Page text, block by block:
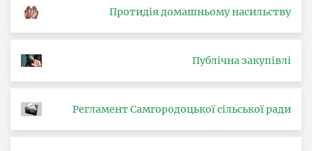
Протидія домашньому насильству
Публічна закупівлі
Регламент Самгородоцької сільської ради